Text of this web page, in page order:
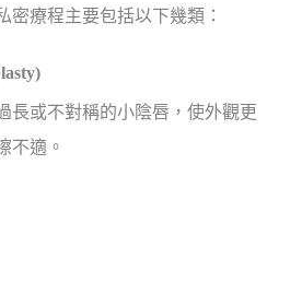
密療程主要包括以下幾類：
長或不對稱的小陰唇，使外觀更
不適。